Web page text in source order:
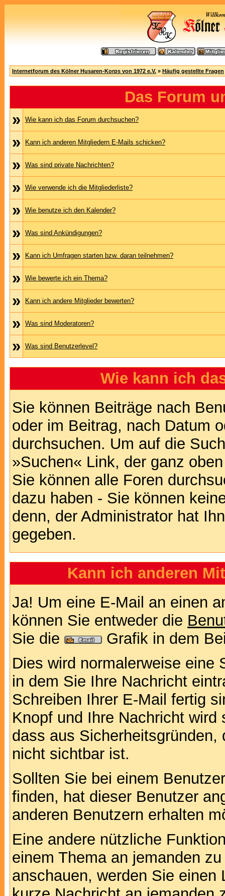
Internetforum des Kölner Husaren-Korps von 1972 e.V. » Häufig gestellte Fragen
Das Forum
»
Wie kann ich das Forum durchsuchen?
» Kann ich anderen Mitgliedern E-Mails schicken?
» Was sind private Nachrichten?
» Wie verwende ich die Mitgliederliste?
» Wie benutze ich den Kalender?
» Was sind Ankündigungen?
» Kann ich Umfragen starten bzw. daran teilnehmen?
» Wie bewerte ich ein Thema?
» Kann ich andere Mitglieder bewerten?
» Was sind Moderatoren?
» Was sind Benutzerlevel?
Wie kann ich
Sie können Beiträge nach
oder im Beitrag, nach Datum
durchsuchen. Um auf die
»Suchen« Link, der ganz
Sie können alle Foren
dazu haben - Sie können
denn, der Administrator hat
gegeben.
Kann ich anderen
Ja! Um eine E-Mail an einen
können Sie entweder die
Sie die
Grafik in dem
Dies wird normalerweise eine
in dem Sie Ihre Nachricht
Schreiben Ihrer E-Mail fertig
Knopf und Ihre Nachricht
dass aus
nicht sichtbar ist.
Sollten Sie bei einem
finden, hat dieser Benutzer
anderen Benutzern erhalten
Eine andere nützliche
einem Thema an jemanden
anschauen, werden Sie